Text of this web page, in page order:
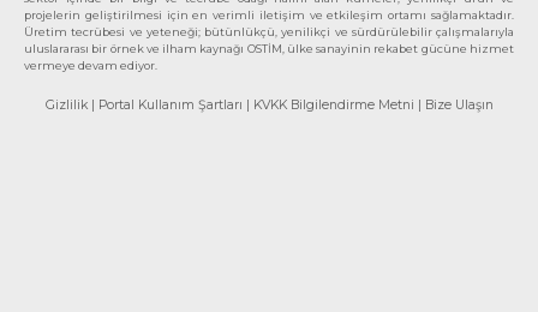
projelerin geliştirilmesi için en verimli iletişim ve etkileşim ortamı sağlamaktadır.
Üretim tecrübesi ve yeteneği; bütünlükçü, yenilikçi ve sürdürülebilir çalışmalarıyla
uluslararası bir örnek ve ilham kaynağı OSTİM, ülke sanayinin rekabet gücüne hizmet
vermeye devam ediyor.
Gizlilik | Portal Kullanım Şartları | KVKK Bilgilendirme Metni | Bize Ulaşın